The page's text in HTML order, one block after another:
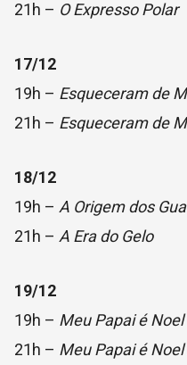
21h – O Expresso Polar
17/12
19h – Esqueceram de
21h – Esqueceram de
18/12
19h – A Origem dos
21h – A Era do Gelo
19/12
19h – Meu Papai é Noel
21h – Meu Papai é Noel